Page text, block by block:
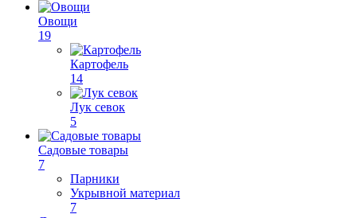
Овощи
19
Картофель
14
Лук севок
5
Садовые товары
7
Парники
Укрывной материал
7